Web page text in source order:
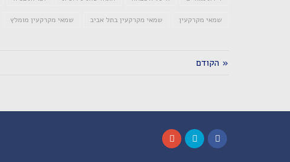
שמאי מקרקעין שמאי מקרקעין בתל אביב שמאי מקרקעין מומלץ
« הקודם